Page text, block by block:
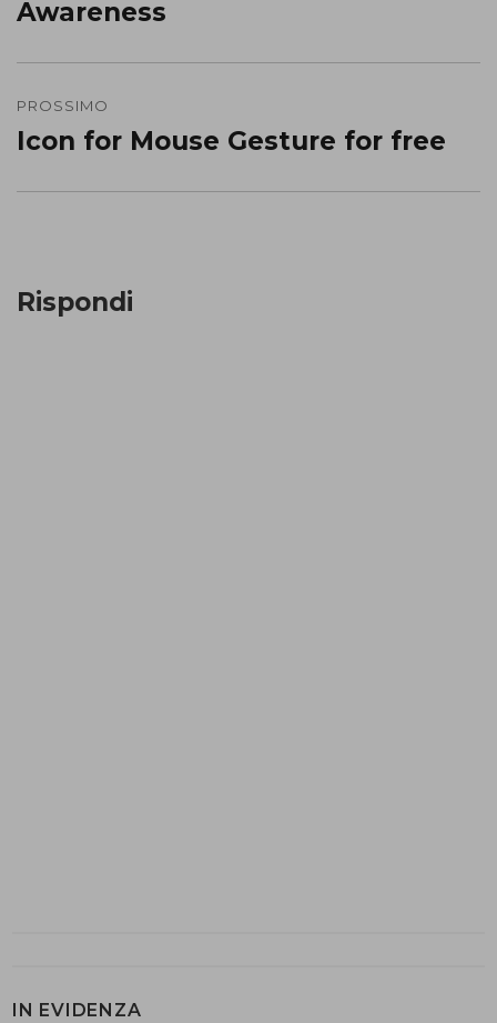
Awareness
PROSSIMO
Prossimo
Icon for Mouse Gesture for free
Rispondi
IN EVIDENZA